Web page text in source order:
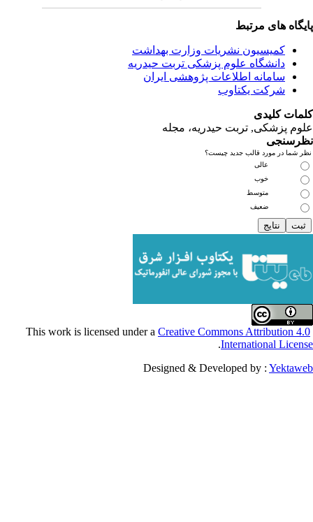
مرتبط
نشریات وزارت بهداشت
علوم پزشکی تربت حیدریه
اطلاعات پژوهشی ایران
یکتاوب
تربت حیدریه، مجله
قالب جدید چیست؟
عالی
خوب
متوسط
ضعیف
Creative Commons
.
Designed & Developed by :